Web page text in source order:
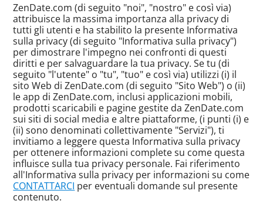
ZenDate.com (di seguito "noi", "nostro" e così via)
attribuisce la massima importanza alla privacy di
tutti gli utenti e ha stabilito la presente Informativa
sulla privacy (di seguito "Informativa sulla privacy")
per dimostrare l'impegno nei confronti di questi
diritti e per salvaguardare la tua privacy. Se tu (di
seguito "l'utente" o "tu", "tuo" e così via) utilizzi (i) il
sito Web di ZenDate.com (di seguito "Sito Web") o (ii)
le app di ZenDate.com, inclusi applicazioni mobili,
prodotti scaricabili e pagine gestite da ZenDate.com
sui siti di social media e altre piattaforme, (i punti (i) e
(ii) sono denominati collettivamente "Servizi"), ti
invitiamo a leggere questa Informativa sulla privacy
per ottenere informazioni complete su come questa
influisce sulla tua privacy personale. Fai riferimento
all'Informativa sulla privacy per informazioni su come
CONTATTARCI per eventuali domande sul presente
contenuto.